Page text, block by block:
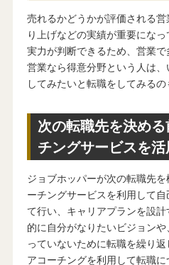
売れるかどうかが評価される
り上げなどの実績が重要にな
実力が判断できるため、営業で
営業なら得意分野という人は
してみたいと転職をしてみるの
次の転職先を決め
チングサービスを活
ジョブホッパーが次の転職先
ーチングサービスを利用して
て行い、キャリアプランを設
的に自分がなりたいビジョン
っていないために転職を繰り
アコーチングを利用して転職